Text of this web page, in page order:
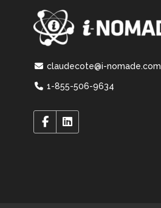
claudecote@i-nomade.com
1-855-506-9634